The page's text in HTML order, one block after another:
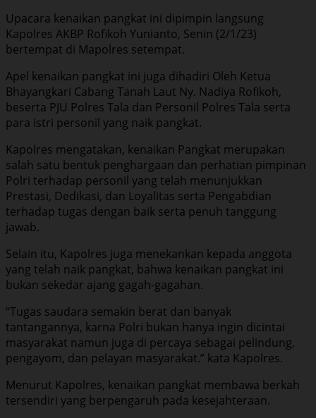
Upacara kenaikan pangkat ini dipimpin langsung
Kapolres AKBP Rofikoh Yunianto, Senin (2/1/23)
bertempat di Mapolres setempat.
Apel kenaikan pangkat ini juga dihadiri Oleh Ketua
Bhayangkari Cabang Tanah Laut Ny. Nadiya Rofikoh,
beserta PJU Polres Tala dan Personil Polres Tala serta
para istri personil yang naik pangkat.
Kapolres mengatakan, kenaikan Pangkat merupakan
salah satu bentuk penghargaan dan perhatian pimpinan
Polri terhadap personil yang telah menunjukkan
Prestasi, Dedikasi, dan Loyalitas serta Pengabdian
terhadap tugas dengan baik serta penuh tanggung
jawab.
Selain itu, Kapolres juga menekankan kepada anggota
yang telah naik pangkat, bahwa kenaikan pangkat ini
bukan sekedar ajang gagah-gagahan.
“Tugas saudara semakin berat dan banyak
tantangannya, karna Polri bukan hanya ingin dicintai
masyarakat namun juga di percaya sebagai pelindung,
pengayom, dan pelayan masyarakat.” kata Kapolres.
Menurut Kapolres, kenaikan pangkat membawa berkah
tersendiri yang berpengaruh pada kesejahteraan.